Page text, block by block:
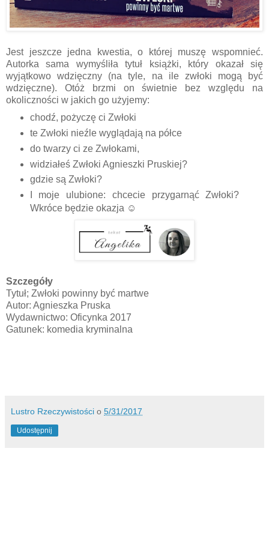
Jest jeszcze jedna kwestia, o której muszę wspomnieć.
Autorka sama wymyśliła tytuł książki, który okazał się
wyjątkowo wdzięczny (na tyle, na ile zwłoki mogą być
wdzięczne). Otóż brzmi on świetnie bez względu na
okoliczności w jakich go użyjemy:
chodź, pożyczę ci Zwłoki
te Zwłoki nieźle wyglądają na półce
do twarzy ci ze Zwłokami,
widziałeś Zwłoki Agnieszki Pruskiej?
gdzie są Zwłoki?
I moje ulubione: chcecie przygarnąć Zwłoki?
Wkróce będzie okazja ☺
Szczegóły
Tytuł; Zwłoki powinny być martwe
Autor: Agnieszka Pruska
Wydawnictwo: Oficynka 2017
Gatunek: komedia kryminalna
Lustro Rzeczywistości o 5/31/2017
Udostępnij